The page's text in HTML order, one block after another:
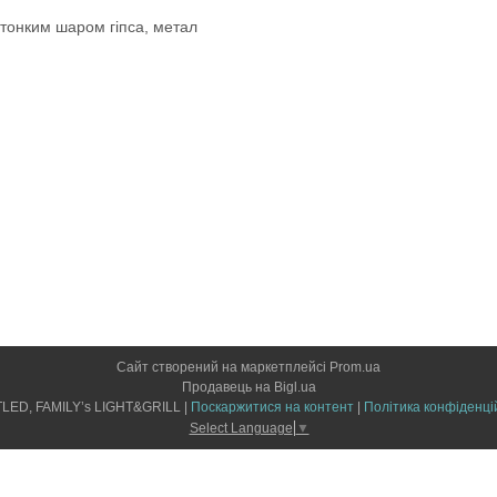
шаром гіпса метал
Сайт створений на маркетплейсі Prom.ua
Продавець на Bigl.ua
Поскаржитися на контент
Політика
Select Language ▼